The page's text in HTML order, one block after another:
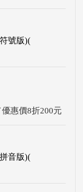
號版)(
優惠價8折200元
音版)(